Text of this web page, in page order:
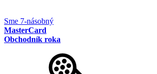
Sme 7-násobný
MasterCard
Obchodník roka